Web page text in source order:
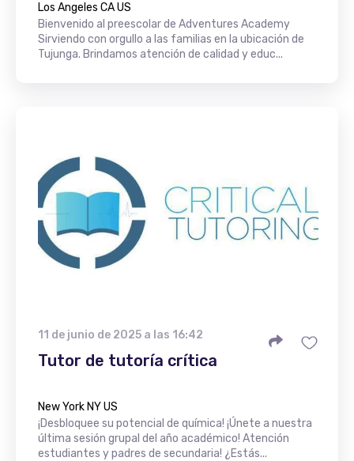
Los Angeles CA US
Bienvenido al preescolar de Adventures Academy
Sirviendo con orgullo a las familias en la ubicación de
Tujunga. Brindamos atención de calidad y educ...
11 de junio de 2025 a las 16:42
Tutor de tutoría crítica
New York NY US
¡Desbloquee su potencial de química! ¡Únete a nuestra
última sesión grupal del año académico! Atención
estudiantes y padres de secundaria! ¿Estás...